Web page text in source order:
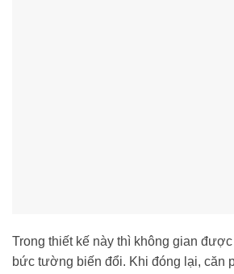
Trong thiết kế này thì không gian
bức tường biến đổi. Khi đóng lại, căn